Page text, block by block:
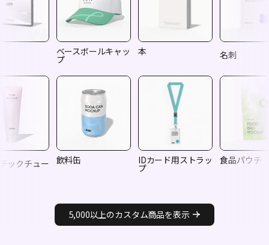
ベースボールキャッ
プ
本 名刺
ックチュー 飲料缶 IDカード用ストラッ
プ
食品パウチ
5,000以上のカスタム商品を表示